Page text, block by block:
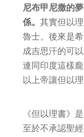
尼布甲尼撒的
係。 其實但以
魯士。後來是
成吉思汗的可
連同印度這樣
以上帝讓但以
《但以理書》
至於不承認聖